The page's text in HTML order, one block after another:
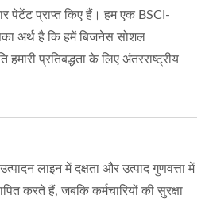
पेटेंट प्राप्त किए हैं। हम एक BSCI-
अर्थ है कि हमें बिजनेस सोशल
प्रतिबद्धता के लिए अंतरराष्ट्रीय
लाइन में दक्षता और उत्पाद गुणवत्ता में
करते हैं, जबकि कर्मचारियों की सुरक्षा